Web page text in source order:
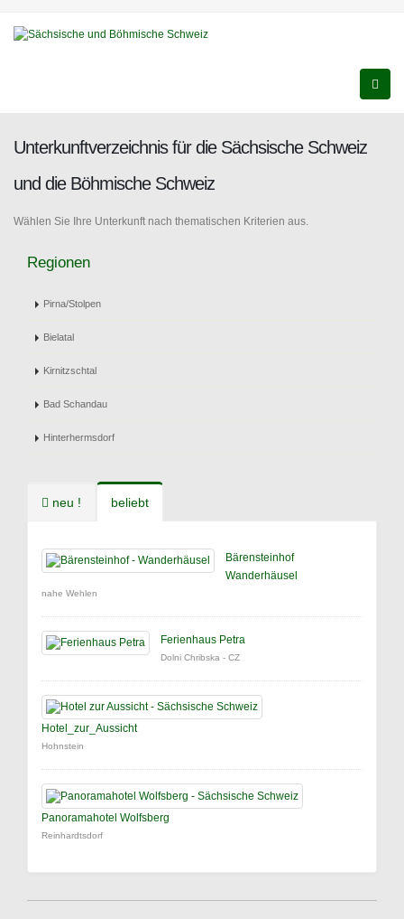
Unterkunftverzeichnis für die Sächsische Schweiz
und die Böhmische Schweiz
Wählen Sie Ihre Unterkunft nach thematischen Kriterien aus.
Regionen
Pirna/Stolpen
Bielatal
Kirnitzschtal
Bad Schandau
Hinterhermsdorf
neu ! beliebt
Bärensteinhof
Wanderhäusel
nahe Wehlen
Ferienhaus Petra
Dolni Chribska - CZ
Hotel_zur_Aussicht
Hohnstein
Panoramahotel Wolfsberg
Reinhardtsdorf